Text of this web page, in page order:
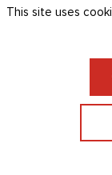
This site uses